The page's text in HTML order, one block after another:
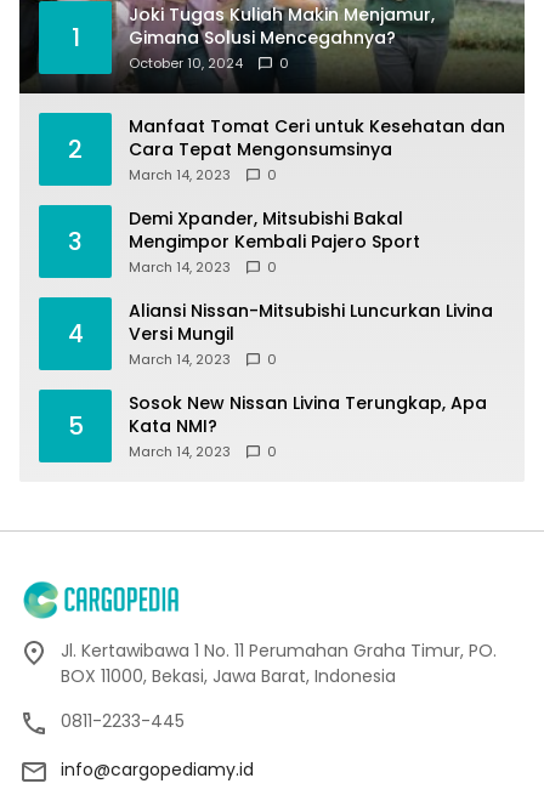
1
Joki Tugas Kuliah Makin Menjamur,
Gimana Solusi Mencegahnya?
October 10, 2024 0
2
Manfaat Tomat Ceri untuk Kesehatan dan
Cara Tepat Mengonsumsinya
March 14, 2023 0
3
Demi Xpander, Mitsubishi Bakal
Mengimpor Kembali Pajero Sport
March 14, 2023 0
4
Aliansi Nissan-Mitsubishi Luncurkan Livina
Versi Mungil
March 14, 2023 0
5
Sosok New Nissan Livina Terungkap, Apa
Kata NMI?
March 14, 2023 0
Jl. Kertawibawa 1 No. 11 Perumahan Graha Timur, PO.
BOX 11000, Bekasi, Jawa Barat, Indonesia
0811-2233-445
info@cargopediamy.id